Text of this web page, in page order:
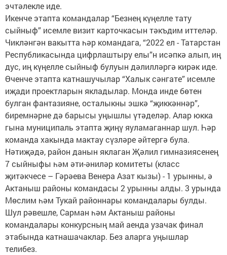
эчтәлекле иде.
Икенче этапта командалар “Безнең күңелле тату
сыйныф” исемле визит карточкасын тәкъдим иттеләр.
Чикләнгән вакытта һәр командага, “2022 ел - Татарстан
Республикасында цифрлаштыру елы”н исәпкә алып, иң
дус, иң күңелле сыйныф булуын дәлилләргә кирәк иде.
Өченче этапта катнашучылар “Халык сәнгате” исемле
иҗади проектларын якладылар. Монда инде бөтен
булган фантазияне, осталыкны эшкә “җиккәннәр”,
биремнәрне дә барысы уңышлы үтәделәр. Алар юкка
гына муниципаль этапта җиңү яуламаганнар шул. Һәр
команда хакында мактау сүзләре әйтергә була.
Нәтиҗәдә, район данын яклаган Җәлил гимназиясенең
7 сыйныфы һәм әти-әниләр комитеты (класс
җитәкчесе – Гәрәева Венера Азат кызы) - 1 урынны, ә
Актаныш районы командасы 2 урынны алды. 3 урында
Мөслим һәм Тукай районнары командалары булды.
Шул рәвешле, Сарман һәм Актаныш районы
командалары конкурсның май аенда узачак финал
этабында катнашачаклар. Без аларга уңышлар
телибез.